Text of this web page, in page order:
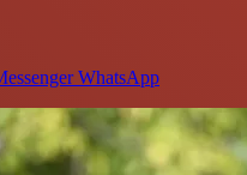
WhatsApp